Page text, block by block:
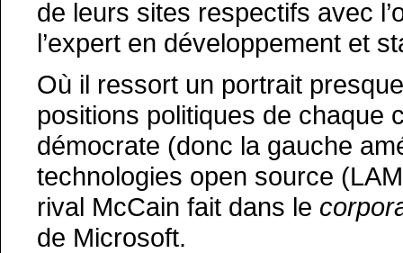
de leurs sites respectifs avec
l’expert en développement et
Où il ressort un portrait
positions politiques de chaque
démocrate (donc la gauche
technologies open source
rival McCain fait dans le
de Microsoft.